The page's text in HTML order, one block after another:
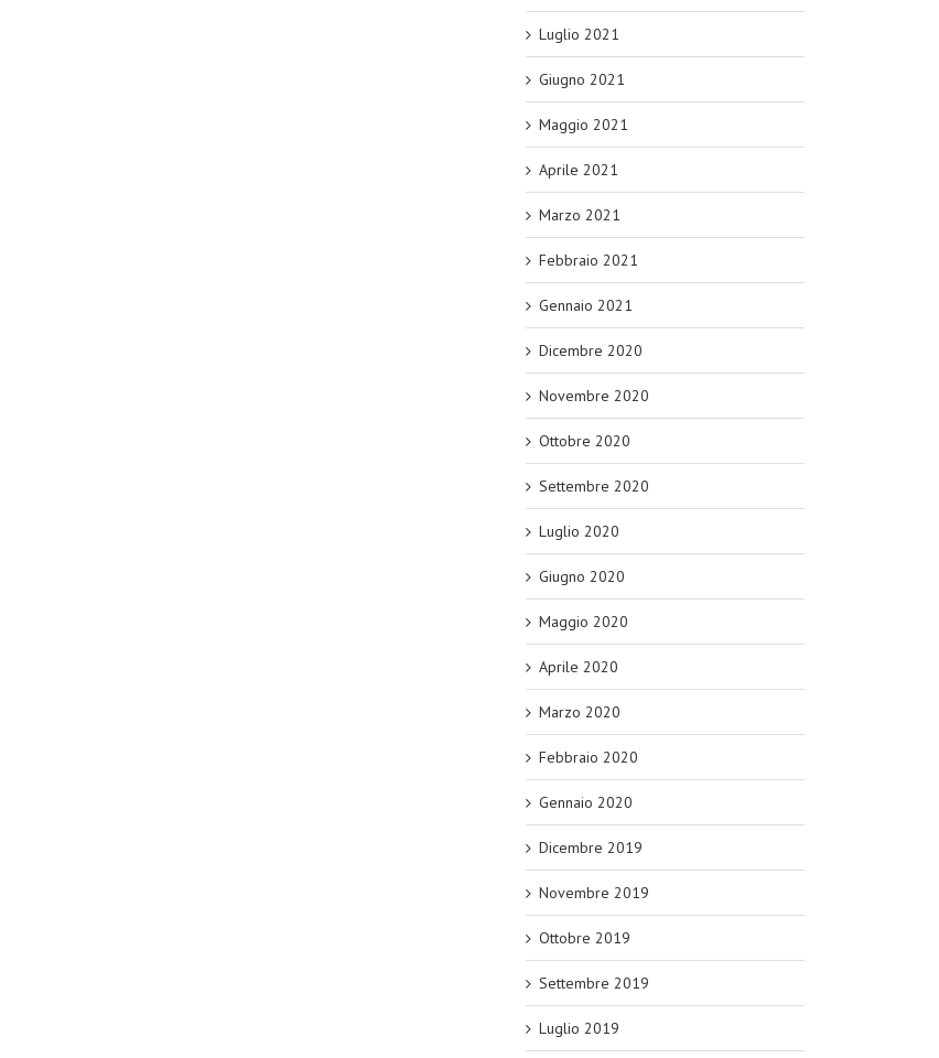
Luglio 2021
Giugno 2021
Maggio 2021
Aprile 2021
Marzo 2021
Febbraio 2021
Gennaio 2021
Dicembre 2020
Novembre 2020
Ottobre 2020
Settembre 2020
Luglio 2020
Giugno 2020
Maggio 2020
Aprile 2020
Marzo 2020
Febbraio 2020
Gennaio 2020
Dicembre 2019
Novembre 2019
Ottobre 2019
Settembre 2019
Luglio 2019